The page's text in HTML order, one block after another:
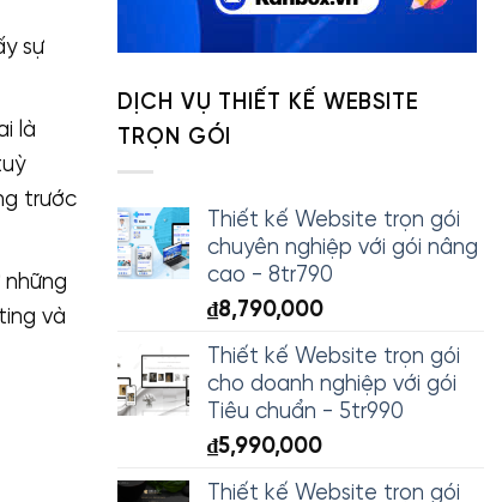
sự
là
trước
và
DỊCH VỤ THIẾT KẾ WEBSITE
TRỌN GÓI
Thiết kế Website trọn gói
chuyên nghiệp với gói nâng
cao - 8tr790
₫8,790,000
Thiết kế Website trọn gói
cho doanh nghiệp với gói
Tiêu chuẩn - 5tr990
₫5,990,000
Thiết kế Website trọn gói